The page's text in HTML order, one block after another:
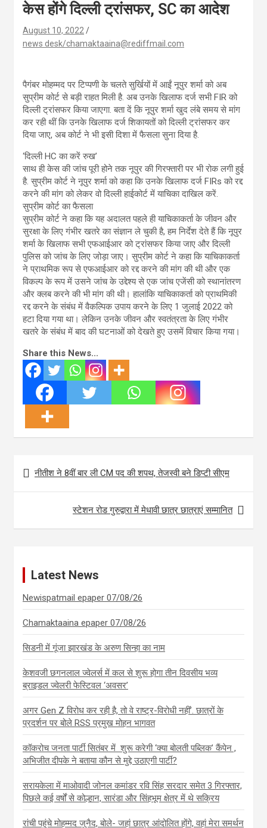
केस होंगे दिल्ली ट्रांसफर, SC का आदेश
August 10, 2022
news desk/chamaktaaina@rediffmail.com
पैगंबर मोहम्मद पर टिप्पणी के चलते सुर्खियों में आईं नूपुर शर्मा को अब
सुप्रीम कोर्ट से बड़ी राहत मिली है. अब उनके खिलाफ दर्ज सभी FIR को
दिल्ली ट्रांसफर किया जाएगा. बता दें कि नूपुर शर्मा खुद लंबे समय से मांग
कर रही थीं कि उनके खिलाफ दर्ज शिकायतों को दिल्ली ट्रांसफर कर
दिया जाए, अब कोर्ट ने भी इसी दिशा में फैसला सुना दिया है.
‘दिल्ली HC का करें रुख’
साथ ही केस की जांच पूरी होने तक नूपुर की गिरफ्तारी पर भी रोक लगी हुई
है. सुप्रीम कोर्ट ने नूपुर शर्मा को कहा कि उनके खिलाफ दर्ज FIRs को रद्द
करने की मांग को लेकर वो दिल्ली हाईकोर्ट में याचिका दाखिल करें.
सुप्रीम कोर्ट का फैसला
सुप्रीम कोर्ट ने कहा कि यह अदालत पहले ही याचिकाकर्ता के जीवन और
सुरक्षा के लिए गंभीर खतरे का संज्ञान ले चुकी है, हम निर्देश देते हैं कि नूपुर
शर्मा के खिलाफ सभी एफआईआर को ट्रांसफर किया जाए और दिल्ली
पुलिस को जांच के लिए जोड़ा जाए। सुप्रीम कोर्ट ने कहा कि याचिकाकर्ता
ने प्राथमिक रूप से एफआईआर को रद्द करने की मांग की थी और एक
विकल्प के रूप में उसने जांच के उद्देश्य से एक जांच एजेंसी को स्थानांतरण
और क्लब करने की भी मांग की थी। हालांकि याचिकाकर्ता को प्राथमिकी
रद्द करने के संबंध में वैकल्पिक उपाय करने के लिए 1 जुलाई 2022 को
हटा दिया गया था। लेकिन उनके जीवन और स्वतंत्रता के लिए गंभीर
खतरे के संबंध में बाद की घटनाओं को देखते हुए उसमें विचार किया गया।
Share this News...
Post
navigation
नीतीश ने 8वीं बार ली CM पद की शपथ, तेजस्वी बने डिप्टी सीएम
स्टेशन रोड गुरुद्वारा में मेधावी छात्र छात्राएं सम्मानित
Latest News
Newispatmail epaper 07/08/26
Chamaktaaina epaper 07/08/26
सिडनी में गूंजा झारखंड के अरुण सिन्हा का नाम
केशवजी छगनलाल ज्वेलर्स में कल से शुरू होगा तीन दिवसीय भव्य
ब्राइडल ज्वेलरी फेस्टिवल ‘अवसर’
अगर Gen Z विरोध कर रही है, तो वे राष्ट्र-विरोधी नहीं’. छात्रों के
प्रदर्शन पर बोले RSS प्रमुख मोहन भागवत
कॉकरोच जनता पार्टी सितंबर में शुरू करेगी ‘क्या बोलती पब्लिक’ कैंपेन ,
अभिजीत दीपके ने बताया कौन से मुद्दे उठाएगी पार्टी?
सरायकेला में माओवादी जोनल कमांडर रवि सिंह सरदार समेत 3 गिरफ्तार,
पिछले कई वर्षों से कोल्हान, सारंडा और सिंहभूम क्षेत्र में थे सक्रिय
रांची पहुंचे मोहम्मद जुनैद, बोले- जहां छात्र आंदोलित होंगे, वहां मेरा समर्थन